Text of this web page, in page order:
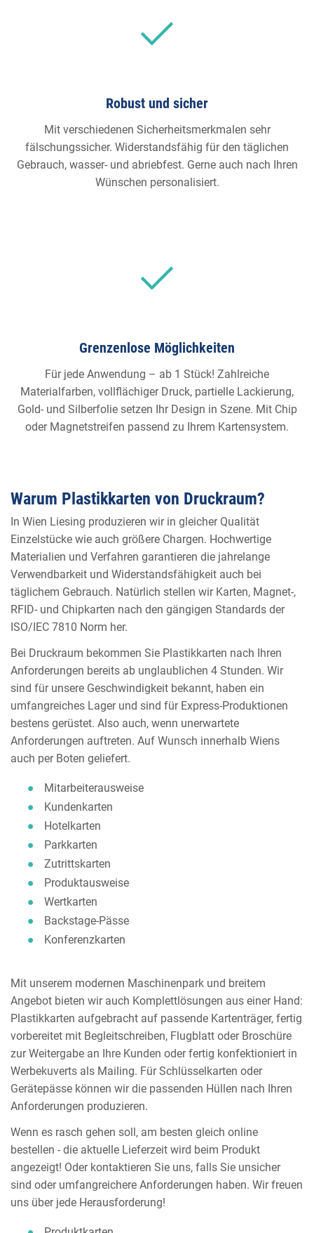
Robust und sicher
Mit verschiedenen Sicherheitsmerkmalen sehr
fälschungssicher. Widerstandsfähig für den täglichen
Gebrauch, wasser- und abriebfest. Gerne auch nach Ihren
Wünschen personalisiert.
Grenzenlose Möglichkeiten
Für jede Anwendung – ab 1 Stück! Zahlreiche
Materialfarben, vollflächiger Druck, partielle Lackierung,
Gold- und Silberfolie setzen Ihr Design in Szene. Mit Chip
oder Magnetstreifen passend zu Ihrem Kartensystem.
Warum Plastikkarten von Druckraum?
In Wien Liesing produzieren wir in gleicher Qualität
Einzelstücke wie auch größere Chargen. Hochwertige
Materialien und Verfahren garantieren die jahrelange
Verwendbarkeit und Widerstandsfähigkeit auch bei
täglichem Gebrauch. Natürlich stellen wir Karten, Magnet-,
RFID- und Chipkarten nach den gängigen Standards der
ISO/IEC 7810 Norm her.
Bei Druckraum bekommen Sie Plastikkarten nach Ihren
Anforderungen bereits ab unglaublichen 4 Stunden. Wir
sind für unsere Geschwindigkeit bekannt, haben ein
umfangreiches Lager und sind für Express-Produktionen
bestens gerüstet. Also auch, wenn unerwartete
Anforderungen auftreten. Auf Wunsch innerhalb Wiens
auch per Boten geliefert.
Mitarbeiterausweise
Kundenkarten
Hotelkarten
Parkkarten
Zutrittskarten
Produktausweise
Wertkarten
Backstage-Pässe
Konferenzkarten
Mit unserem modernen Maschinenpark und breitem
Angebot bieten wir auch Komplettlösungen aus einer Hand:
Plastikkarten aufgebracht auf passende Kartenträger, fertig
vorbereitet mit Begleitschreiben, Flugblatt oder Broschüre
zur Weitergabe an Ihre Kunden oder fertig konfektioniert in
Werbekuverts als Mailing. Für Schlüsselkarten oder
Gerätepässe können wir die passenden Hüllen nach Ihren
Anforderungen produzieren.
Wenn es rasch gehen soll, am besten gleich online
bestellen - die aktuelle Lieferzeit wird beim Produkt
angezeigt! Oder kontaktieren Sie uns, falls Sie unsicher
sind oder umfangreichere Anforderungen haben. Wir freuen
uns über jede Herausforderung!